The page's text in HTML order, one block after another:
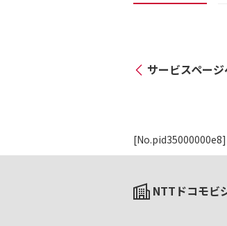
サービスペー
[No.pid35000000e8]
NTTドコモビ